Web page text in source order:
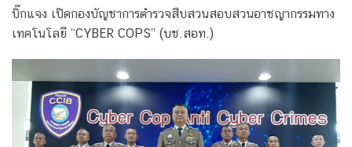
บิ๊กแจง เปิดกองบัญชาการตำรวจสืบสวนสอบสวนอาชญากรรมทาง
เทคโนโลยี “CYBER COPS” (บช.สอท.)